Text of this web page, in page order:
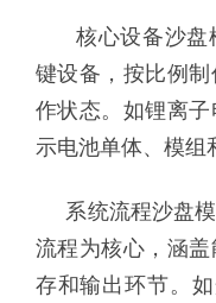
核心设备沙盘
键设备，按比例
作状态。如锂离
示电池单体、模组
系统流程沙盘模
流程为核心，涵
存和输出环节。